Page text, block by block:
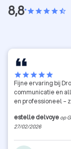
8,8•starstarstarstarstar_half
starstarstarstarstar
Fijne ervaring bij
communicatie en
en professioneel –
estelle delvoye op
27/02/2026